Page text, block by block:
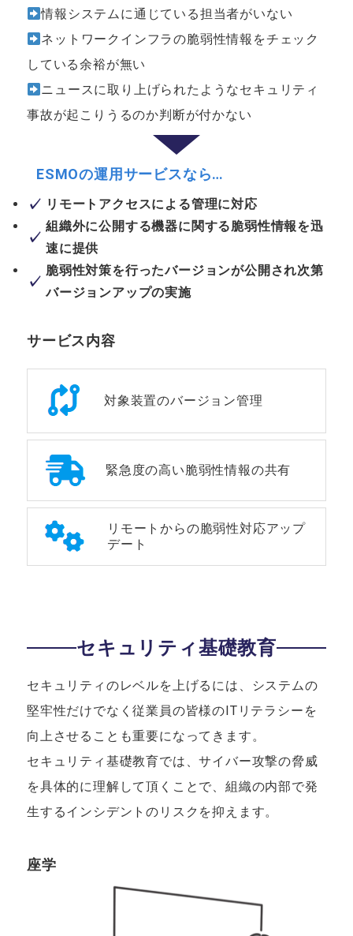
情報システムに通じている担当者がいない
ネットワークインフラの脆弱性情報をチェック
している余裕が無い
ニュースに取り上げられたようなセキュリティ
事故が起こりうるのか判断が付かない
ESMOの運用サービスなら…
リモートアクセスによる管理に対応
組織外に公開する機器に関する脆弱性情報を迅
速に提供
脆弱性対策を行ったバージョンが公開され次第
バージョンアップの実施
サービス内容
対象装置のバージョン管理
緊急度の高い脆弱性情報の共有
リモートからの脆弱性対応アップ
デート
セキュリティ基礎教育
セキュリティのレベルを上げるには、システムの
堅牢性だけでなく従業員の皆様のITリテラシーを
向上させることも重要になってきます。
セキュリティ基礎教育では、サイバー攻撃の脅威
を具体的に理解して頂くことで、組織の内部で発
生するインシデントのリスクを抑えます。
座学